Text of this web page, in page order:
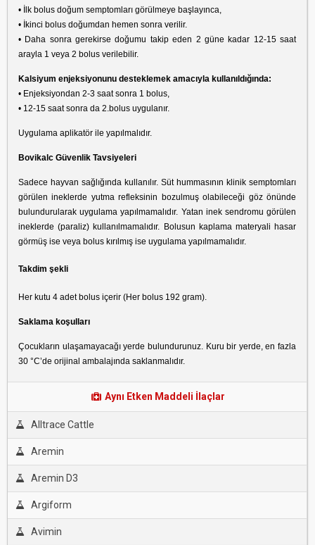
• İlk bolus doğum semptomları görülmeye başlayınca,
• İkinci bolus doğumdan hemen sonra verilir.
• Daha sonra gerekirse doğumu takip eden 2 güne kadar 12-15 saat
arayla 1 veya 2 bolus verilebilir.
Kalsiyum enjeksiyonunu desteklemek amacıyla kullanıldığında:
• Enjeksiyondan 2-3 saat sonra 1 bolus,
• 12-15 saat sonra da 2.bolus uygulanır.
Uygulama aplikatör ile yapılmalıdır.
Bovikalc Güvenlik Tavsiyeleri
Sadece hayvan sağlığında kullanılır. Süt hummasının klinik semptomları
görülen ineklerde yutma refleksinin bozulmuş olabileceği göz önünde
bulundurularak uygulama yapılmamalıdır. Yatan inek sendromu görülen
ineklerde (paraliz) kullanılmamalıdır. Bolusun kaplama materyali hasar
görmüş ise veya bolus kırılmış ise uygulama yapılmamalıdır.
Takdim şekli
Her kutu 4 adet bolus içerir (Her bolus 192 gram).
Saklama koşulları
Çocukların ulaşamayacağı yerde bulundurunuz. Kuru bir yerde, en fazla
30 °C’de orijinal ambalajında saklanmalıdır.
Aynı Etken Maddeli İlaçlar
Alltrace Cattle
Aremin
Aremin D3
Argiform
Avimin